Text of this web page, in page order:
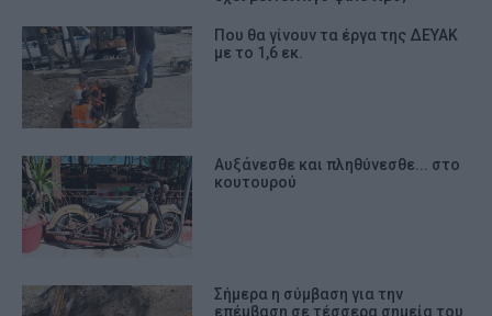
Που θα γίνουν τα έργα της ΔΕΥΑΚ
με το 1,6 εκ.
Αυξάνεσθε και πληθύνεσθε... στο
κουτουρού
Σήμερα η σύμβαση για την
επέμβαση σε τέσσερα σημεία του